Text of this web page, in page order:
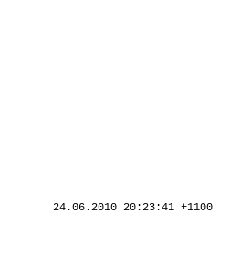
24.06.2010 20:23:41 +1100